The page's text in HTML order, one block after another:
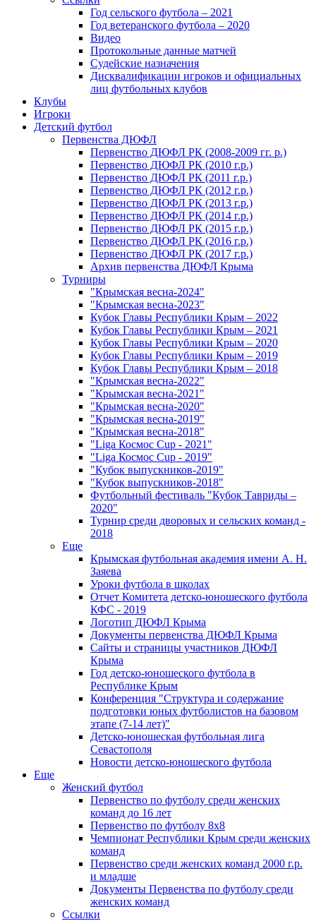
Год сельского футбола – 2021
Год ветеранского футбола – 2020
Видео
Протокольные данные матчей
Судейские назначения
Дисквалификации игроков и официальных
лиц футбольных клубов
Клубы
Игроки
Детский футбол
Первенства ДЮФЛ
Первенство ДЮФЛ РК (2008-2009 гг. р.)
Первенство ДЮФЛ РК (2010 г.р.)
Первенство ДЮФЛ РК (2011 г.р.)
Первенство ДЮФЛ РК (2012 г.р.)
Первенство ДЮФЛ РК (2013 г.р.)
Первенство ДЮФЛ РК (2014 г.р.)
Первенство ДЮФЛ РК (2015 г.р.)
Первенство ДЮФЛ РК (2016 г.р.)
Первенство ДЮФЛ РК (2017 г.р.)
Архив первенства ДЮФЛ Крыма
Турниры
"Крымская весна-2024"
"Крымская весна-2023"
Кубок Главы Республики Крым – 2022
Кубок Главы Республики Крым – 2021
Кубок Главы Республики Крым – 2020
Кубок Главы Республики Крым – 2019
Кубок Главы Республики Крым – 2018
"Крымская весна-2022"
"Крымская весна-2021"
"Крымская весна-2020"
"Крымская весна-2019"
"Крымская весна-2018"
"Liga Космос Cup - 2021"
"Liga Космос Cup - 2019"
"Кубок выпускников-2019"
"Кубок выпускников-2018"
Футбольный фестиваль "Кубок Тавриды –
2020"
Турнир среди дворовых и сельских команд -
2018
Еще
Крымская футбольная академия имени А. Н.
Заяева
Уроки футбола в школах
Отчет Комитета детско-юношеского футбола
КФС - 2019
Логотип ДЮФЛ Крыма
Документы первенства ДЮФЛ Крыма
Сайты и страницы участников ДЮФЛ
Крыма
Год детско-юношеского футбола в
Республике Крым
Конференция "Структура и содержание
подготовки юных футболистов на базовом
этапе (7-14 лет)"
Детско-юношеская футбольная лига
Севастополя
Новости детско-юношеского футбола
Еще
Женский футбол
Первенство по футболу среди женских
команд до 16 лет
Первенство по футболу 8х8
Чемпионат Республики Крым среди женских
команд
Первенство среди женских команд 2000 г.р.
и младше
Документы Первенства по футболу среди
женских команд
Ссылки